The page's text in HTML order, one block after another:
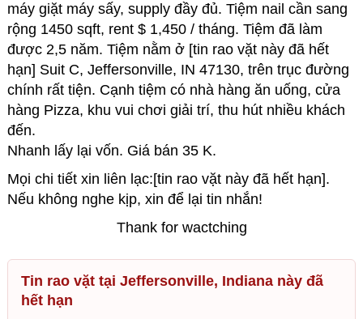
máy giặt máy sấy, supply đầy đủ. Tiệm nail cần sang
rộng 1450 sqft, rent $ 1,450 / tháng. Tiệm đã làm
được 2,5 năm. Tiệm nằm ở [tin rao vặt này đã hết
hạn] Suit C, Jeffersonville, IN 47130, trên trục đường
chính rất tiện. Cạnh tiệm có nhà hàng ăn uống, cửa
hàng Pizza, khu vui chơi giải trí, thu hút nhiều khách
đến.
Nhanh lấy lại vốn. Giá bán 35 K.
Mọi chi tiết xin liên lạc:[tin rao vặt này đã hết hạn].
Nếu không nghe kịp, xin để lại tin nhắn!
Thank for wactching
Tin rao vặt tại Jeffersonville, Indiana này đã
hết hạn